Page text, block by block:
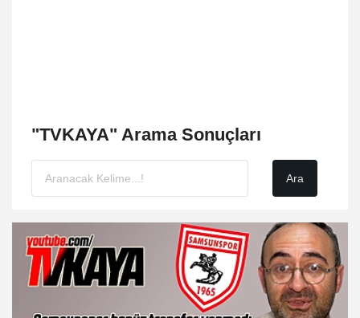
"TVKAYA" Arama Sonuçları